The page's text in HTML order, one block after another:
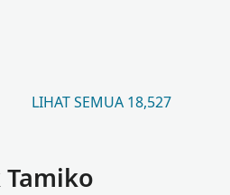
LIHAT SEMUA 18,527